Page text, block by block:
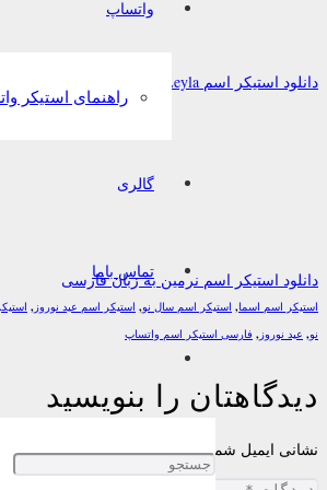
واتساپ
راهنمای استیکر
گالری
تماس باما
دانلود استیکر اسم Leyla به زبان Türkçe
دانلود استیکر اسم نرمین به زبان فارسی
استیکر اسم اسما, استیکر اسم سال نو, استیکر اسم عید نوروز ,
نو, عید نوروز , فارسی استیکر اسم واتساپ
دیدگاهتان را بنویسید
نشانی ایمیل شما منتشر نخواهد شد. بخش‌های